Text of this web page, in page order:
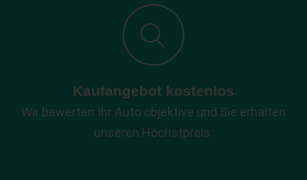
Kaufangebot kostenlos
Wir bewerten Ihr Auto objektive und Sie erhalten
unseren Höchstpreis.